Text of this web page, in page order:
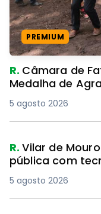
PREMIUM
R. Câmara de
Medalha de
5 agosto 2026
R.Vilar de
pública com
5 agosto 2026